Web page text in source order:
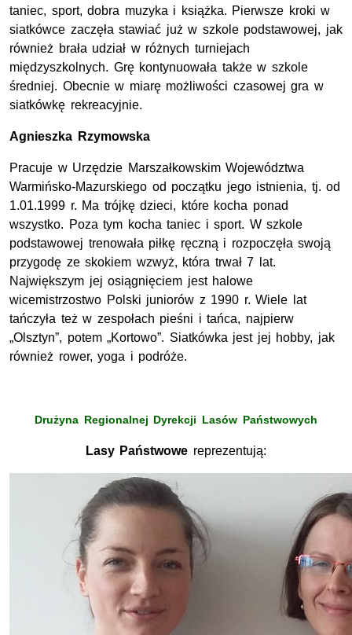
taniec, sport, dobra muzyka i książka. Pierwsze kroki w
siatkówce zaczęła stawiać już w szkole podstawowej, jak
również brała udział w różnych turniejach
międzyszkolnych. Grę kontynuowała także w szkole
średniej. Obecnie w miarę możliwości czasowej gra w
siatkówkę rekreacyjnie.
Agnieszka Rzymowska
Pracuje w Urzędzie Marszałkowskim Województwa
Warmińsko-Mazurskiego od początku jego istnienia, tj. od
1.01.1999 r. Ma trójkę dzieci, które kocha ponad
wszystko. Poza tym kocha taniec i sport. W szkole
podstawowej trenowała piłkę ręczną i rozpoczęła swoją
przygodę ze skokiem wzwyż, która trwał 7 lat.
Największym jej osiągnięciem jest halowe
wicemistrzostwo Polski juniorów z 1990 r. Wiele lat
tańczyła też w zespołach pieśni i tańca, najpierw
„Olsztyn”, potem „Kortowo”. Siatkówka jest jej hobby, jak
również rower, yoga i podróże.
Drużyna Regionalnej Dyrekcji Lasów Państwowych
Lasy Państwowe reprezentują: